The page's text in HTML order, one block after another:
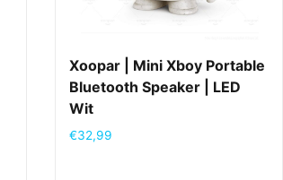
Xoopar | Mini Xboy Portable
Bluetooth Speaker | LED
Wit
€32,99